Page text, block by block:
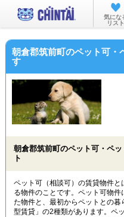
お
気にな
リスト
朝倉郡筑前町のペット可・
す
朝倉郡筑前町のペット可・ペ
ト
ペット可（相談可）の賃貸物件
る物件のことです。ペット可物
た物件と、最初からペットとの
型賃貸」の2種類があります。ペ